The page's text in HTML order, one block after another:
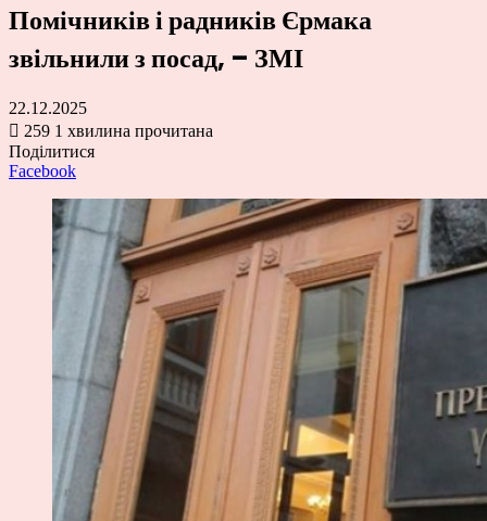
Помічників і радників Єрмака
звільнили з посад, – ЗМІ
22.12.2025
259 1 хвилина прочитана
Поділитися
Facebook